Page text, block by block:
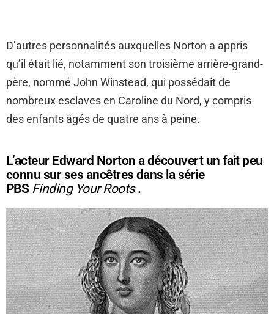
D’autres personnalités auxquelles Norton a appris
qu’il était lié, notamment son troisième arrière-grand-
père, nommé John Winstead, qui possédait de
nombreux esclaves en Caroline du Nord, y compris
des enfants âgés de quatre ans à peine.
L’acteur Edward Norton a découvert un fait peu
connu sur ses ancêtres dans la série
PBS Finding Your Roots.